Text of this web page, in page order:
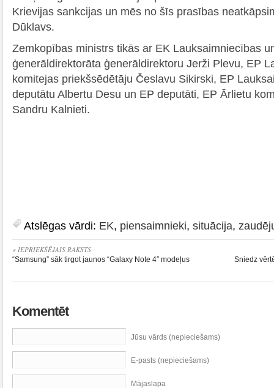
Krievijas sankcijas un mēs no šīs prasības
Dūklavs.
Zemkopības ministrs tikās ar EK Lauksaimniecības
ģenerāldirektorāta ģenerāldirektoru Jerži Plevu, EP
komitejas priekšsēdētāju Česlavu Sikirski, EP
deputātu Albertu Desu un EP deputāti, EP Ārlietu
Sandru Kalnieti.
Atslēgas vārdi: EK, piensaimnieki, situācija,
« IEPRIEKŠĒJAIS RAKSTS
“Samsung” sāk tirgot jaunos “Galaxy Note 4″ modeļus Sniedz
Komentēt
Jūsu vārds (nepieciešams)
E-pasts (nepieciešams)
Mājaslapa